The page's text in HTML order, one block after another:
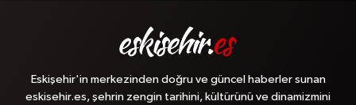
Eskişehir'in merkezinden doğru ve güncel haberler sunan
eskisehir.es, şehrin zengin tarihini, kültürünü ve dinamizmini